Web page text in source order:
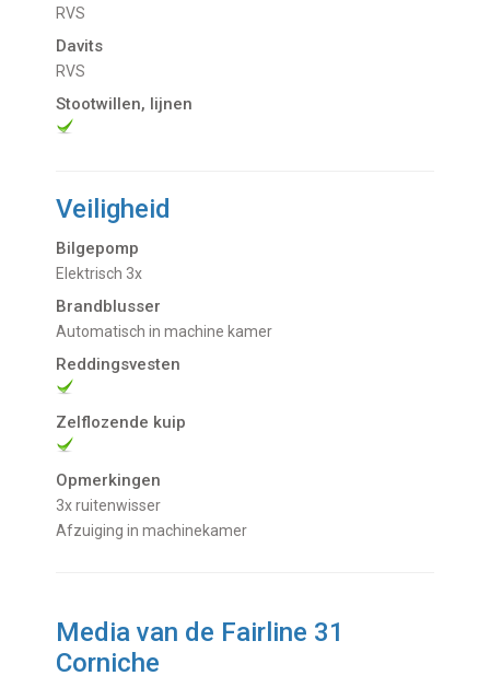
RVS
Davits
RVS
Stootwillen, lijnen
Veiligheid
Bilgepomp
Elektrisch 3x
Brandblusser
automatisch in machine kamer
Reddingsvesten
Zelflozende kuip
Opmerkingen
3x ruitenwisser
Afzuiging in machinekamer
Media van de Fairline 31
Corniche